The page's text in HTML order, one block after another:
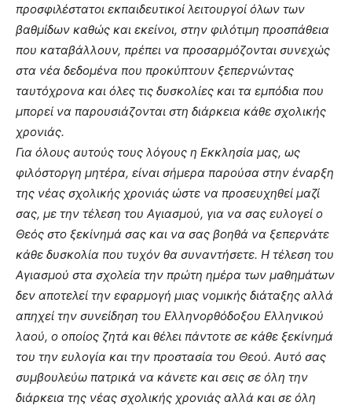
προσφιλέστατοι εκπαιδευτικοί λειτουργοί όλων των
βαθμίδων καθώς και εκείνοι, στην φιλότιμη προσπάθεια
που καταβάλλουν, πρέπει να προσαρμόζονται συνεχώς
στα νέα δεδομένα που προκύπτουν ξεπερνώντας
ταυτόχρονα και όλες τις δυσκολίες και τα εμπόδια που
μπορεί να παρουσιάζονται στη διάρκεια κάθε σχολικής
χρονιάς.
Για όλους αυτούς τους λόγους η Εκκλησία μας, ως
φιλόστοργη μητέρα, είναι σήμερα παρούσα στην έναρξη
της νέας σχολικής χρονιάς ώστε να προσευχηθεί μαζί
σας, με την τέλεση του Αγιασμού, για να σας ευλογεί ο
Θεός στο ξεκίνημά σας και να σας βοηθά να ξεπερνάτε
κάθε δυσκολία που τυχόν θα συναντήσετε. Η τέλεση του
Αγιασμού στα σχολεία την πρώτη ημέρα των μαθημάτων
δεν αποτελεί την εφαρμογή μιας νομικής διάταξης αλλά
απηχεί την συνείδηση του Ελληνορθόδοξου Ελληνικού
λαού, ο οποίος ζητά και θέλει πάντοτε σε κάθε ξεκίνημά
του την ευλογία και την προστασία του Θεού. Αυτό σας
συμβουλεύω πατρικά να κάνετε και σεις σε όλη την
διάρκεια της νέας σχολικής χρονιάς αλλά και σε όλη